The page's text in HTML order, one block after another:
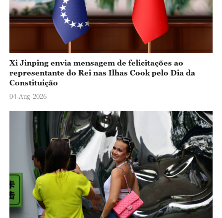
Xi Jinping envia mensagem de felicitações ao
representante do Rei nas Ilhas Cook pelo Dia da
Constituição
04-Aug-2026